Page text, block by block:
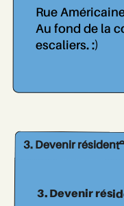
Rue
Au fond de la
escaliers. :)
3. Devenir
3. Devenir